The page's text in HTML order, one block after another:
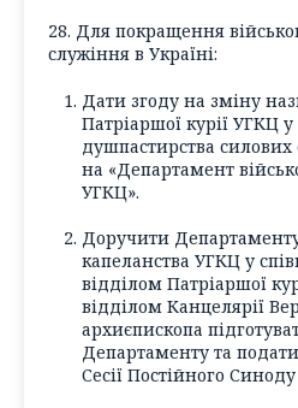
28. Для покращення
служіння в Україні:
Дати згоду на зміну
Патріаршої курії УГКЦ
душпастирства силових
на «Департамент
УГКЦ».
Доручити Департаменту
капеланства УГКЦ у
відділом Патріаршої
відділом Канцелярії
архиєпископа
Департаменту та
Сесії Постійного